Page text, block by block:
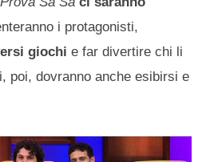
i protagonisti,
giochi e far divertire chi li
poi, dovranno anche esibirsi e